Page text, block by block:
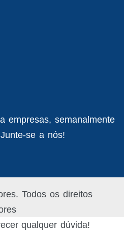
empresas, semanalmente
se a nós!
Todos os direitos
qualquer dúvida!